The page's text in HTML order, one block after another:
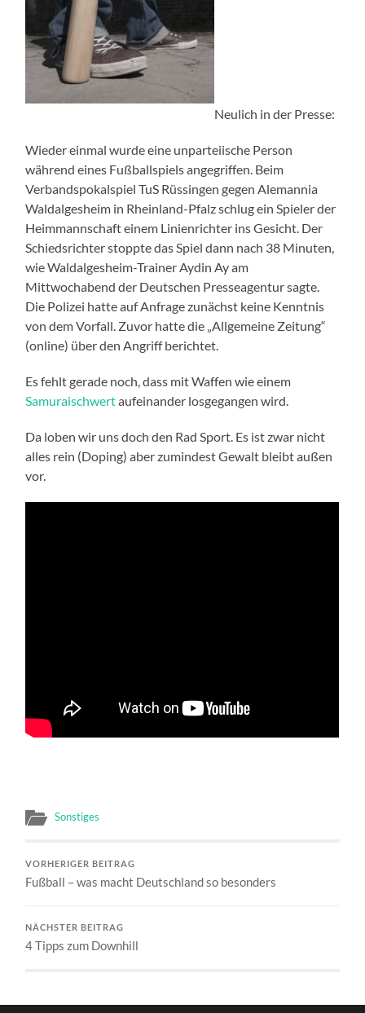
Neulich in der Presse:
Wieder einmal wurde eine unparteiische Person
während eines Fußballspiels angegriffen. Beim
Verbandspokalspiel TuS Rüssingen gegen Alemannia
Waldalgesheim in Rheinland-Pfalz schlug ein Spieler der
Heimmannschaft einem Linienrichter ins Gesicht. Der
Schiedsrichter stoppte das Spiel dann nach 38 Minuten,
wie Waldalgesheim-Trainer Aydin Ay am
Mittwochabend der Deutschen Presseagentur sagte.
Die Polizei hatte auf Anfrage zunächst keine Kenntnis
von dem Vorfall. Zuvor hatte die „Allgemeine Zeitung“
(online) über den Angriff berichtet.
Es fehlt gerade noch, dass mit Waffen wie einem
Samuraischwertaufeinander losgegangen wird.
Da loben wir uns doch den Rad Sport. Es ist zwar nicht
alles rein (Doping) aber zumindest Gewalt bleibt außen
vor.
Sonstiges
VORHERIGER BEITRAG
Fußball – was macht Deutschland so besonders
NÄCHSTER BEITRAG
4 Tipps zum Downhill